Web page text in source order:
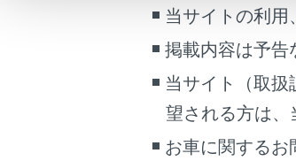
択
こんなときは
ブックマーク
当サイトの利用
掲載内容は予告
当サイト（取
望される方は、
お車に関するお